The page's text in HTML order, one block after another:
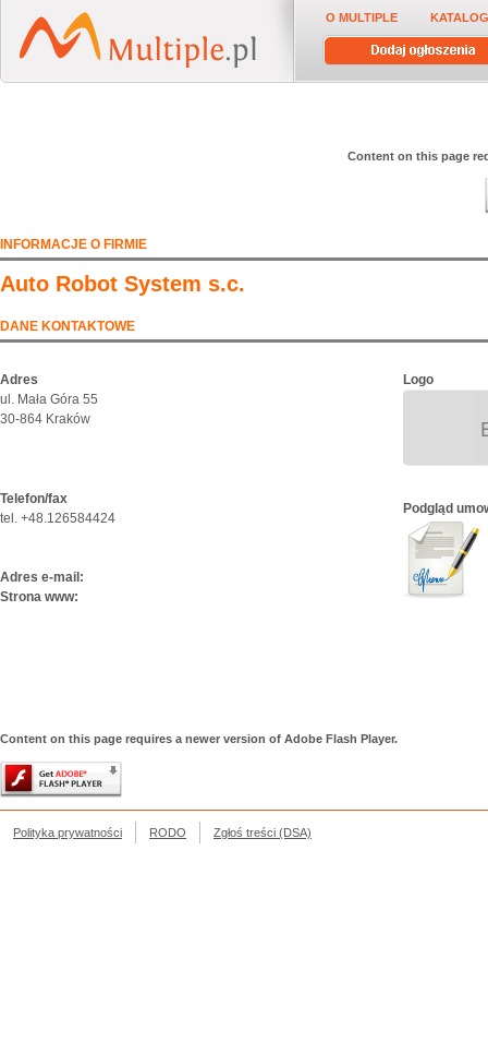
O MULTIPLE
Content on this page
INFORMACJE O FIRMIE
Auto Robot System s.c.
DANE KONTAKTOWE
Adres
ul. Mała Góra 55
30-864 Kraków
Logo
Telefon/fax
tel. +48.126584424
Adres e-mail:
Strona www:
Podgląd
Content on this page requires a newer version of Adobe Flash Player.
Polityka prywatności RODO Zgłoś treści (DSA)